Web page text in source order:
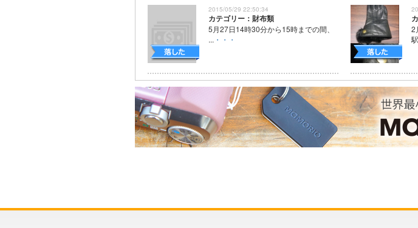
2015/05/29 22:50:34
カテゴリー：財布類
5月27日14時30分から15時までの間、
... ・・・
2